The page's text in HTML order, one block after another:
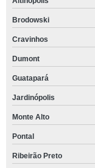
Brodowski
Cravinhos
Dumont
Guatapará
Jardinópolis
Monte Alto
Pontal
Ribeirão Preto